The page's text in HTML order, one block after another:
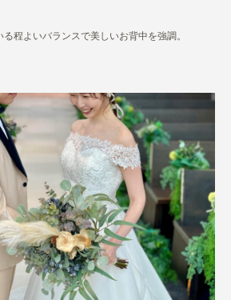
程よいバランスで美しいお背中を強調。